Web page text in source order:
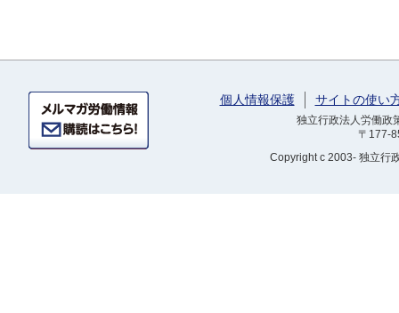
個人情報保護 サイトの使い
独立行政法人労働
〒177-
Copyrightc 2003- 独立行